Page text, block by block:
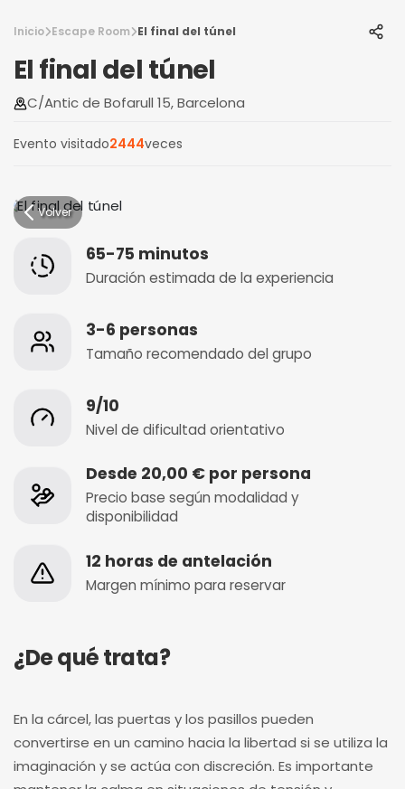
Inicio Escape Room El final del túnel
El final del túnel
C/Antic de Bofarull 15, Barcelona
Evento visitado2444veces
Volver
65-75 minutos
Duración estimada de la experiencia
3-6 personas
Tamaño recomendado del grupo
9/10
Nivel de dificultad orientativo
Desde 20,00 € por persona
Precio base según modalidad y
disponibilidad
12 horas de antelación
Margen mínimo para reservar
¿De qué trata?
En la cárcel, las puertas y los pasillos pueden
convertirse en un camino hacia la libertad si se utiliza la
imaginación y se actúa con discreción. Es importante